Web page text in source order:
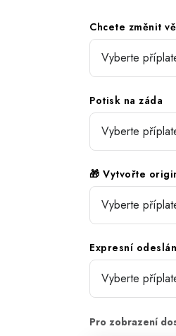
Chcete změnit
Potisk na záda
🎁 Vytvořte
Expresní